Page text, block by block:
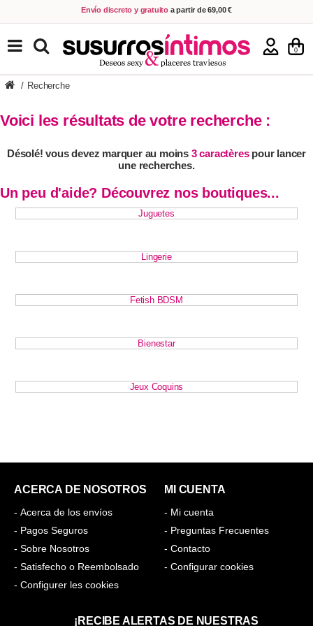
Envío discreto y gratuito a partir de 69,00 €
0
VER PRODUCTOS
/ Recherche
Voici les résultats de votre recherche :
Désolé! vous devez marquer au moins 3 caractèrespour lancer
une recherches.
Un peu d'aide? Découvrez nos boutiques...
Juguetes
Lingerie
Fetish BDSM
Bienestar
Jeux Coquins
ACERCA DE NOSOTROS
- Acerca de los envíos
- Pagos Seguros
- Sobre Nosotros
- Satisfecho o Reembolsado
- Configurer les cookies
MI CUENTA
- Mi cuenta
- Preguntas Frecuentes
- Contacto
- Configurar cookies
¡RECIBE ALERTAS DE NUESTRAS